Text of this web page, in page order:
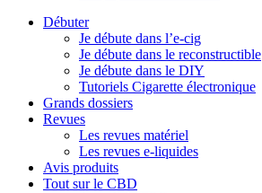
Débuter
Je débute dans l’e-cig
Je débute dans le reconstructible
Je débute dans le DIY
Tutoriels Cigarette électronique
Grands dossiers
Revues
Les revues matériel
Les revues e-liquides
Avis produits
Tout sur le CBD